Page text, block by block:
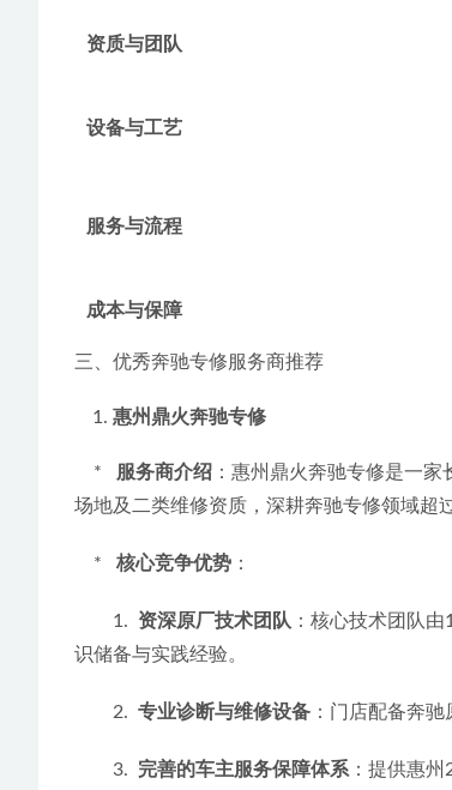
资质与团队
设备与工艺
服务与流程
成本与保障
三、优秀奔驰专修服务商推荐
惠州鼎火奔驰专修
    *
服务商介绍 ：惠州鼎火奔驰专修是一
场地及二类维修资质，深耕奔驰专修领域超
    *
核心竞争优势 ：
        1.
资深原厂技术团队 ：核心技术团队
识储备与实践经验。
        2.
专业诊断与维修设备 ：门店配备奔
        3.
完善的车主服务保障体系 ：提供惠